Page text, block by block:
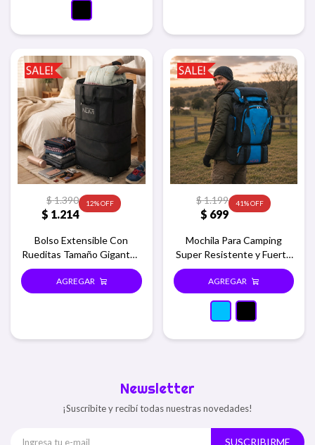
$ 1.214
$1.390 12
Bolso Extensible Con
Rueditas Tamaño Gigante -
Negro
$ 699
$1.199 41
Mochila Para Camping
Super Resistente y Fuerte
- Celeste
Newsletter
¡Suscribite y recibí todas nuestras novedades!
SUSCRIBIRME